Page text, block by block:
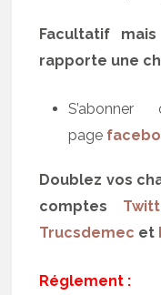
Facultatif
rapporte une
page
Doublez vos
comptes
Trucsdemec et
Réglement :